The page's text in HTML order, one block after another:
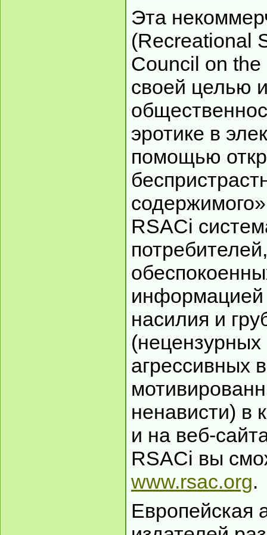
Эта
(Recreational
Council on the
своей целью
эротике в
помощью
RSACi
информацией
насилия и
(нецензурных
агрессивных
ненависти) в
и на веб-
RSACi вы
www.rsac.org.
Европейская